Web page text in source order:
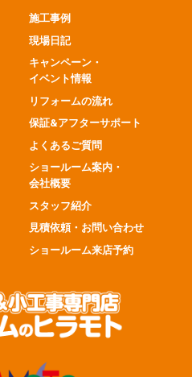
施工事例
現場日記
キャンペーン・
イベント情報
リフォームの流れ
保証&アフターサポート
よくあるご質問
ショールーム案内・
会社概要
スタッフ紹介
見積依頼・お問い合わせ
ショールーム来店予約